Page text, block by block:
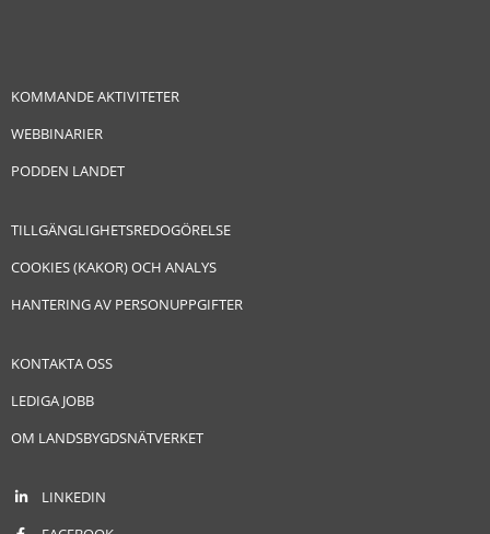
KOMMANDE AKTIVITETER
WEBBINARIER
PODDEN LANDET
TILLGÄNGLIGHETSREDOGÖRELSE
COOKIES (KAKOR) OCH ANALYS
HANTERING AV PERSONUPPGIFTER
KONTAKTA OSS
LEDIGA JOBB
OM LANDSBYGDSNÄTVERKET
LINKEDIN